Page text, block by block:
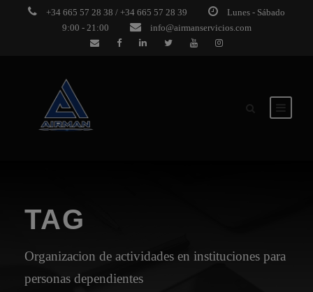
+34 665 57 28 38 / +34 665 57 28 39
Lunes - Sábado
9:00 - 21:00
info@airmanservicios.com
TAG
Organizacion de actividades en instituciones para
personas dependientes